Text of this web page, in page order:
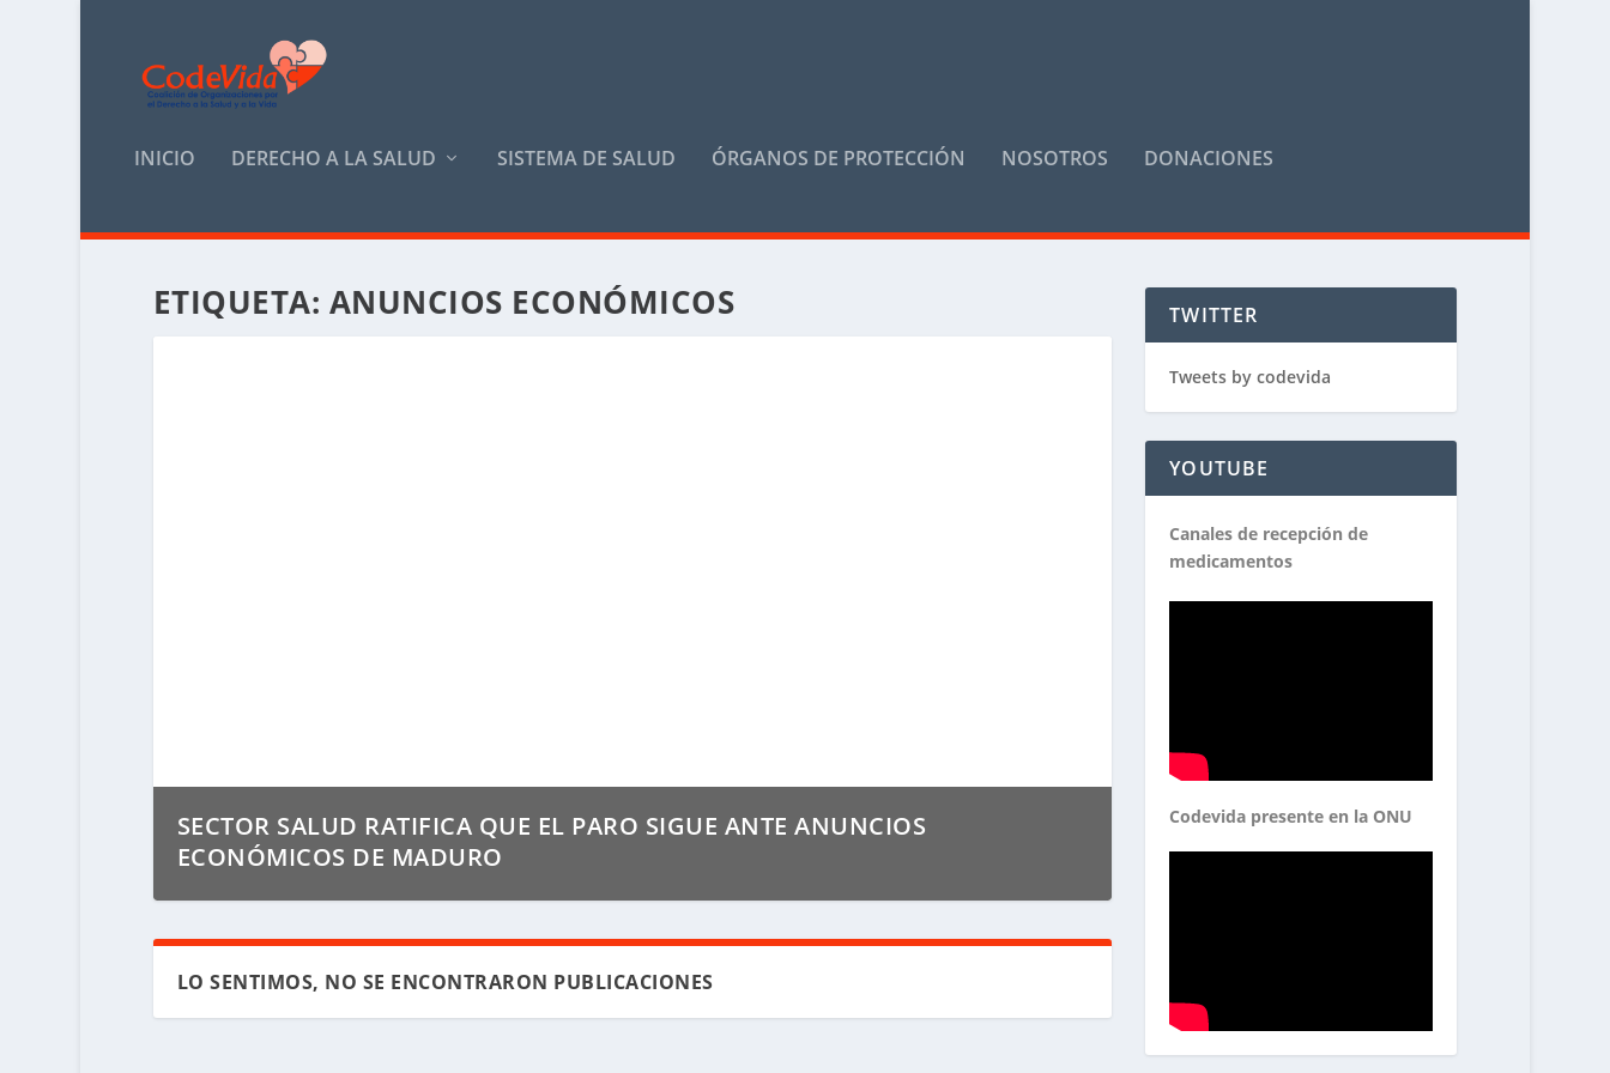
INICIO DERECHO A LA SALUD SISTEMA DE SALUD ÓRGANOS DE PROTECCIÓN NOSOTROS DONACIONES
ETIQUETA: ANUNCIOS ECONÓMICOS
SECTOR SALUD RATIFICA QUE EL PARO SIGUE ANTE ANUNCIOS
ECONÓMICOS DE MADURO
LO SENTIMOS, NO SE ENCONTRARON PUBLICACIONES
TWITTER
Tweets by codevida
YOUTUBE
Canales de recepción de
medicamentos
Codevida presente en la ONU